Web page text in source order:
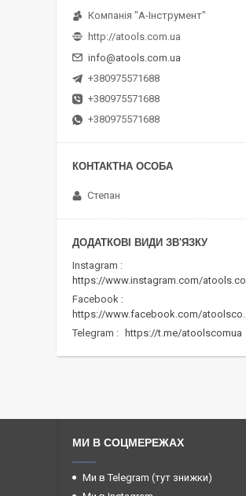
Компанія "А-Інструмент"
http://atools.com.ua
info@atools.com.ua
+380975571688
+380975571688
+380975571688
Степан
Instagram
https://www.instagram.com/atools.com.ua/
Facebook
https://www.facebook.com/atoolscomua/
Telegram
https://t.me/atoolscomua
МИ В СОЦМЕРЕЖАХ
Ми в Telegram (тут знижки)